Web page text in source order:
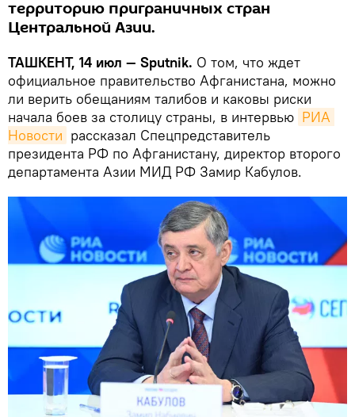
территорию приграничных стран
Центральной Азии.
ТАШКЕНТ, 14 июл — Sputnik. О том, что ждет
официальное правительство Афганистана, можно
ли верить обещаниям талибов и каковы риски
начала боев за столицу страны, в интервью РИА
Новости рассказал Спецпредставитель
президента РФ по Афганистану, директор второго
департамента Азии МИД РФ Замир Кабулов.